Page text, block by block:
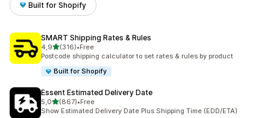
Built for Shopify
SMART Shipping Rates & Rules
4,9av 5 stjerner
(316)
Totalt 316 omtaler
•Free
Postcode shipping calculator to set rates & rules by product
Built for Shopify
Essent Estimated Delivery Date
5,0av 5 stjerner
(867)
Totalt 867 omtaler
•Free
Show Estimated Delivery Date Plus Shipping Time (EDD/ETA)